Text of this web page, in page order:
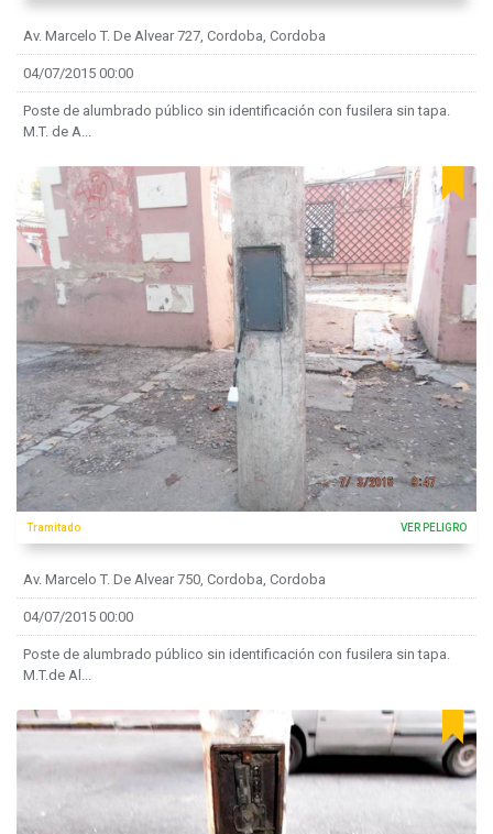
Av. Marcelo T. De Alvear 727, Cordoba, Cordoba
04/07/2015 00:00
Poste de alumbrado público sin identificación con fusilera sin tapa.
M.T. de A...
Tramitado VER PELIGRO
Av. Marcelo T. De Alvear 750, Cordoba, Cordoba
04/07/2015 00:00
Poste de alumbrado público sin identificación con fusilera sin tapa.
M.T.de Al...